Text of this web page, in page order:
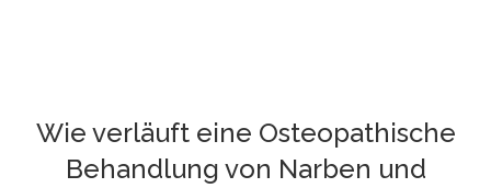
Wie verläuft eine Osteopathische
Behandlung von Narben und